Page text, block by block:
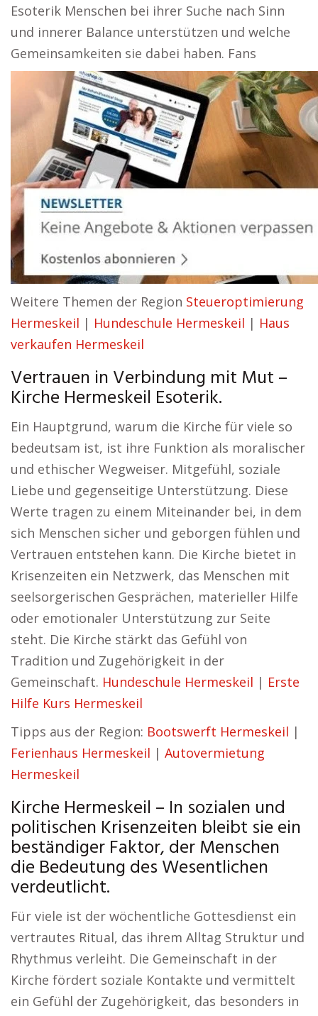
Esoterik Menschen bei ihrer Suche nach Sinn
und innerer Balance unterstützen und welche
Gemeinsamkeiten sie dabei haben. Fans
Weitere Themen der Region Steueroptimierung
Hermeskeil | Hundeschule Hermeskeil | Haus
verkaufen Hermeskeil
Vertrauen in Verbindung mit Mut –
Kirche Hermeskeil Esoterik.
Ein Hauptgrund, warum die Kirche für viele so
bedeutsam ist, ist ihre Funktion als moralischer
und ethischer Wegweiser. Mitgefühl, soziale
Liebe und gegenseitige Unterstützung. Diese
Werte tragen zu einem Miteinander bei, in dem
sich Menschen sicher und geborgen fühlen und
Vertrauen entstehen kann. Die Kirche bietet in
Krisenzeiten ein Netzwerk, das Menschen mit
seelsorgerischen Gesprächen, materieller Hilfe
oder emotionaler Unterstützung zur Seite
steht. Die Kirche stärkt das Gefühl von
Tradition und Zugehörigkeit in der
Gemeinschaft. Hundeschule Hermeskeil | Erste
Hilfe Kurs Hermeskeil
Tipps aus der Region: Bootswerft Hermeskeil |
Ferienhaus Hermeskeil | Autovermietung
Hermeskeil
Kirche Hermeskeil – In sozialen und
politischen Krisenzeiten bleibt sie ein
beständiger Faktor, der Menschen
die Bedeutung des Wesentlichen
verdeutlicht.
Für viele ist der wöchentliche Gottesdienst ein
vertrautes Ritual, das ihrem Alltag Struktur und
Rhythmus verleiht. Die Gemeinschaft in der
Kirche fördert soziale Kontakte und vermittelt
ein Gefühl der Zugehörigkeit, das besonders in